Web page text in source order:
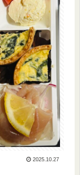
2025.10.27